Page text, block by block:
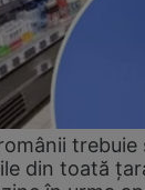
trebuie
din toată